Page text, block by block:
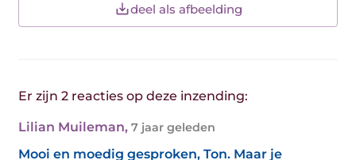
deel als afbeelding
Er zijn 2 reacties op deze inzending:
Lilian Muileman, 7 jaar geleden
Mooi en moedig gesproken, Ton. Maar je